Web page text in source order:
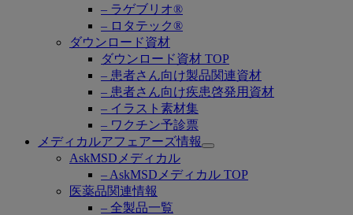
– ラゲブリオ®
– ロタテック®
ダウンロード資材
ダウンロード資材 TOP
– 患者さん向け製品関連資材
– 患者さん向け疾患啓発用資材
– イラスト素材集
– ワクチン予診票
メディカルアフェアーズ情報
Open
AskMSDメディカル
– AskMSDメディカル TOP
医薬品関連情報
– 全製品一覧